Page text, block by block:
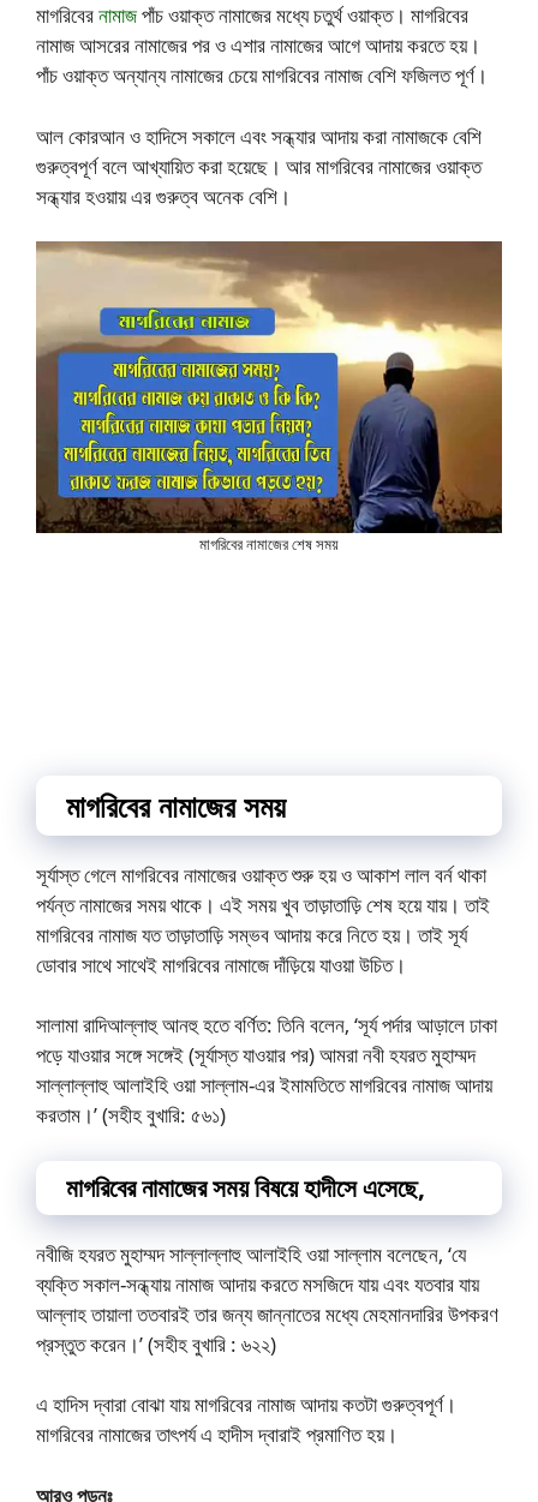
মাগরিবেরনামাজপাঁচ ওয়াক্ত নামাজের মধ্যে চতুর্থ ওয়াক্ত। মাগরিবের
নামাজ আসরের নামাজের পর ও এশার নামাজের আগে আদায় করতে হয়।
পাঁচ ওয়াক্ত অন্যান্য নামাজের চেয়ে মাগরিবের নামাজ বেশি ফজিলত পূর্ণ।
আল কোরআন ও হাদিসে সকালে এবং সন্ধ্যার আদায় করা নামাজকে বেশি
গুরুত্বপূর্ণ বলে আখ্যায়িত করা হয়েছে। আর মাগরিবের নামাজের ওয়াক্ত
সন্ধ্যার হওয়ায় এর গুরুত্ব অনেক বেশি।
মাগরিবের নামাজের শেষ সময়
মাগরিবের নামাজের সময়
সূর্যাস্ত গেলে মাগরিবের নামাজের ওয়াক্ত শুরু হয় ও আকাশ লাল বর্ন থাকা
পর্যন্ত নামাজের সময় থাকে। এই সময় খুব তাড়াতাড়ি শেষ হয়ে যায়। তাই
মাগরিবের নামাজ যত তাড়াতাড়ি সম্ভব আদায় করে নিতে হয়। তাই সূর্য
ডোবার সাথে সাথেই মাগরিবের নামাজে দাঁড়িয়ে যাওয়া উচিত।
সালামা রাদিআল্লাহু আনহু হতে বর্ণিত: তিনি বলেন, ‘সূর্য পর্দার আড়ালে ঢাকা
পড়ে যাওয়ার সঙ্গে সঙ্গেই (সূর্যাস্ত যাওয়ার পর) আমরা নবী হযরত মুহাম্মদ
সাল্লাল্লাহু আলাইহি ওয়া সাল্লাম-এর ইমামতিতে মাগরিবের নামাজ আদায়
করতাম।’ (সহীহ বুখারি: ৫৬১)
মাগরিবের নামাজের সময় বিষয়ে হাদীসে এসেছে,
নবীজি হযরত মুহাম্মদ সাল্লাল্লাহু আলাইহি ওয়া সাল্লাম বলেছেন, ‘যে
ব্যক্তি সকাল-সন্ধ্যায় নামাজ আদায় করতে মসজিদে যায় এবং যতবার যায়
আল্লাহ তায়ালা ততবারই তার জন্য জান্নাতের মধ্যে মেহমানদারির উপকরণ
প্রস্তুত করেন।’ (সহীহ বুখারি : ৬২২)
এ হাদিস দ্বারা বোঝা যায় মাগরিবের নামাজ আদায় কতটা গুরুত্বপূর্ণ।
মাগরিবের নামাজের তাৎপর্য এ হাদীস দ্বারাই প্রমাণিত হয়।
আরও পড়ুনঃ